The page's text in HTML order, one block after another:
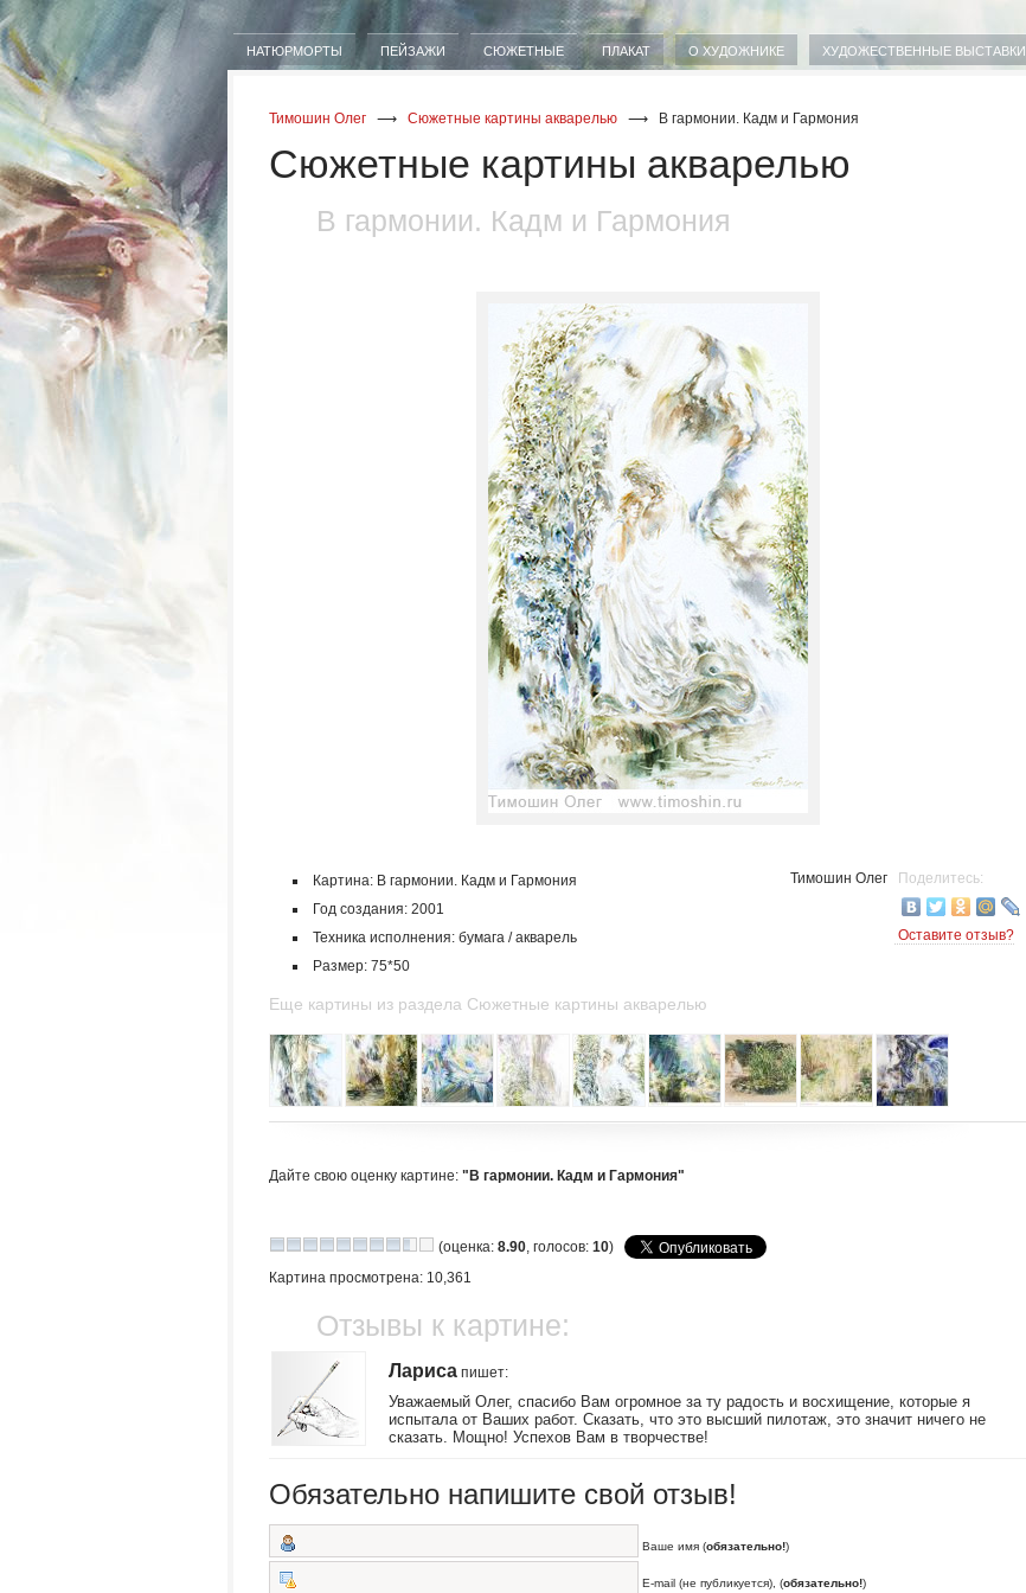
НАТЮРМОРТЫ ПЕЙЗАЖИ СЮЖЕТНЫЕ ПЛАКАТ О ХУДОЖНИКЕ ХУДОЖЕСТВЕННЫЕ ВЫСТАВКИ
Тимошин Олег ⟶ Сюжетные картины акварелью ⟶ В гармонии. Кадм и Гармония
Сюжетные картины акварелью
В гармонии. Кадм и Гармония
Картина: В гармонии. Кадм и Гармония
Год создания: 2001
Техника исполнения: бумага / акварель
Размер: 75*50
Тимошин Олег Поделитесь:
Оставите отзыв?
Еще картины из раздела Сюжетные картины акварелью
Дайте свою оценку картине: "В гармонии. Кадм и Гармония"
(оценка: 8.90, голосов: 10)
Картина просмотрена: 10,361
Отзывы к картине:
Лариса пишет:
Уважаемый Олег, спасибо Вам огромное за ту радость и восхищение, которые я
испытала от Ваших работ. Сказать, что это высший пилотаж, это значит ничего не
сказать. Мощно! Успехов Вам в творчестве!
Обязательно напишите свой отзыв!
Ваше имя (обязательно!)
E-mail (не публикуется), (обязательно!)